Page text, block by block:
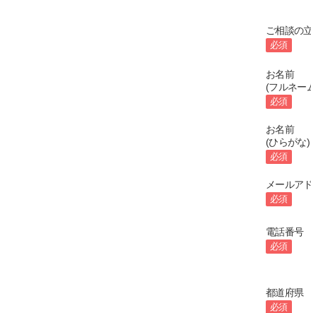
ご相談の
必須
お名前
(フルネー
必須
お名前
(ひらがな)
必須
メールア
必須
電話番号
必須
都道府県
必須